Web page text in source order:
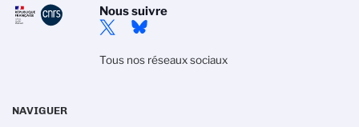
Nous suivre
Tous nos réseaux sociaux
NAVIGUER